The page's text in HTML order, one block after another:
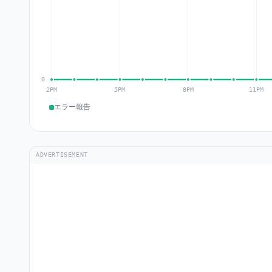
エラー報告
ADVERTISEMENT